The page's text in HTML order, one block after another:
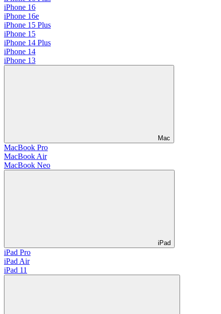
iPhone 16
iPhone 16e
iPhone 15 Plus
iPhone 15
iPhone 14 Plus
iPhone 14
iPhone 13
Mac
MacBook Pro
MacBook Air
MacBook Neo
iPad
iPad Pro
iPad Air
iPad 11